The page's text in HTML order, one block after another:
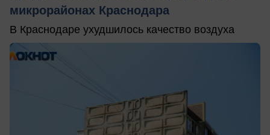
микрорайонах Краснодара
В Краснодаре ухудшилось качество воздуха